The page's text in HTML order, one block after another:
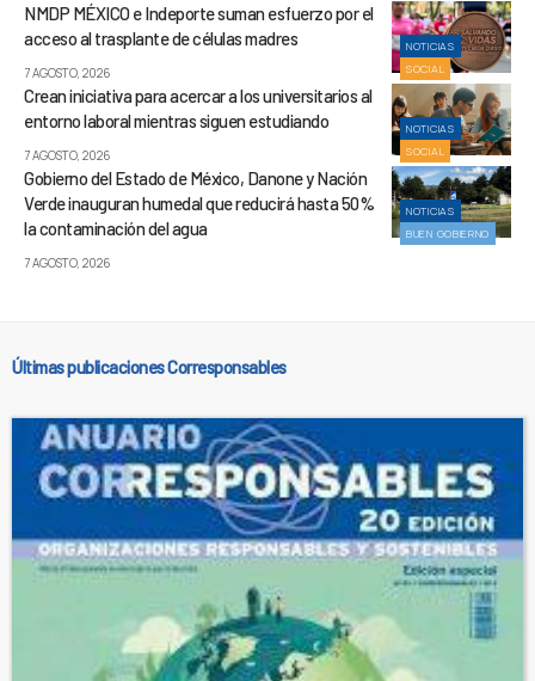
NOTICIAS
SOCIAL
NMDP MÉXICO e Indeporte suman esfuerzo por el
acceso al trasplante de células madres
7 AGOSTO, 2026
NOTICIAS
SOCIAL
Crean iniciativa para acercar a los universitarios al
entorno laboral mientras siguen estudiando
7 AGOSTO, 2026
NOTICIAS
BUEN GOBIERNO
Gobierno del Estado de México, Danone y Nación
Verde inauguran humedal que reducirá hasta 50%
la contaminación del agua
7 AGOSTO, 2026
Últimas publicaciones Corresponsables